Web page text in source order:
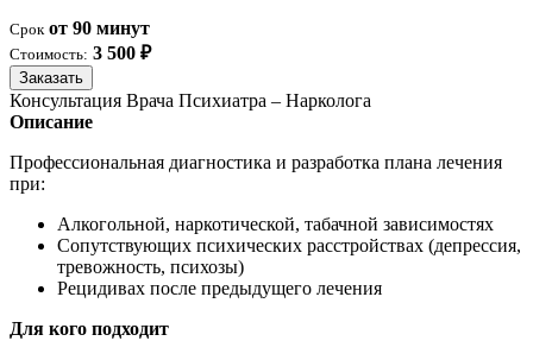
Срок от 90 минут
Стоимость: 3 500 ₽
Заказать
Консультация Врача Психиатра – Нарколога
Описание
Профессиональная диагностика и разработка плана лечения
при:
Алкогольной, наркотической, табачной зависимостях
Сопутствующих психических расстройствах (депрессия,
тревожность, психозы)
Рецидивах после предыдущего лечения
Для кого подходит